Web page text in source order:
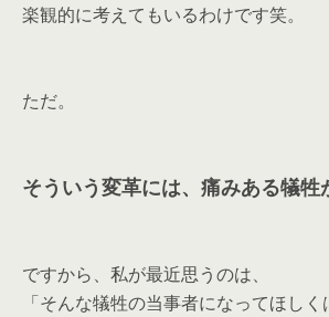
楽観的に考えてもいるわけです笑。
ただ。
そういう変革には、痛みある犠牲
ですから、私が最近思うのは、
「そんな犠牲の当事者になってほしく